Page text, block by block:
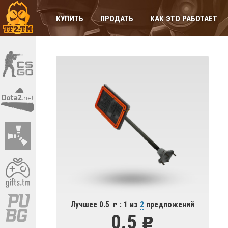
КУПИТЬ ПРОДАТЬ КАК ЭТО РАБОТАЕТ
Лучшее 0.5 : 1 из 2предложений
0.5